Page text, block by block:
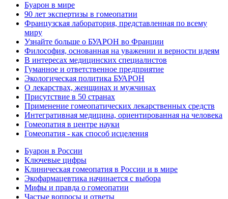
Буарон в мире
90 лет экспертизы в гомеопатии
Французская лаборатория, представленная по всему
миру
Узнайте больше о БУАРОН во Франции
Философия, основанная на уважении и верности идеям
В интересах медицинских специалистов
Гуманное и ответственное предприятие
Экологическая политика БУАРОН
О лекарствах, женщинах и мужчинах
Присутствие в 50 странах
Применение гомеопатических лекарственных средств
Интегративная медицина, ориентированная на человека
Гомеопатия в центре науки
Гомеопатия - как способ исцеления
Буарон в России
Ключевые цифры
Клиническая гомеопатия в России и в мире
Экофармацевтика начинается с выбора
Мифы и правда о гомеопатии
Частые вопросы и ответы